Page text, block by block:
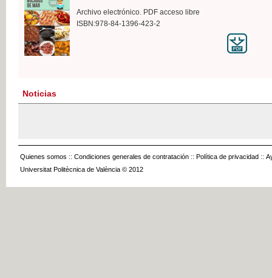
Archivo electrónico. PDF acceso libre
ISBN:978-84-1396-423-2
Noticias
Quienes somos :: Condiciones generales de contratación :: Política de privacidad ::
Universitat Politècnica de València © 2012